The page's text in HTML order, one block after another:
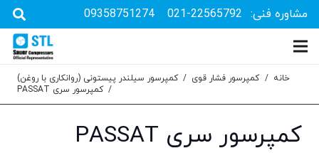
مشاوره فنی: 021-22565792
09358751274
خانه / کمپرسور فشار قوی / کمپرسور سیلندر پیستونی (روانکاری با روغن)
/ کمپرسور سری PASSAT
کمپرسور سری PASSAT